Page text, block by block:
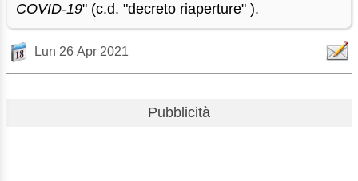
COVID-19" (c.d. "decreto riaperture" ).
Lun 26 Apr 2021
Pubblicità